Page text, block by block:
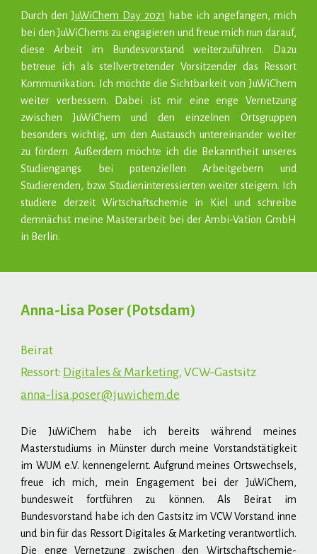
Durch den JuWiChem Day 2021
habe ich angefangen, mich
bei den JuWiChems zu engagieren und freue mich nun darauf,
diese Arbeit im Bundesvorstand weiterzuführen. Dazu
betreue ich als stellvertretender Vorsitzender das Ressort
Kommunikation. Ich möchte die Sichtbarkeit von JuWiChem
weiter verbessern. Dabei ist mir eine enge Vernetzung
zwischen JuWiChem und den einzelnen Ortsgruppen
besonders wichtig, um den Austausch untereinander weiter
zu fördern. Außerdem möchte ich die Bekanntheit unseres
Studiengangs bei potenziellen Arbeitgebern und
Studierenden, bzw. Studieninteressierten weiter steigern. Ich
studiere derzeit Wirtschaftschemie in Kiel und schreibe
demnächst meine Masterarbeit bei der Ambi-Vation GmbH
in Berlin.
Anna-Lisa Poser (Potsdam)
Beirat
Ressort: Digitales & Marketing, VCW-Gastsitz
anna-lisa.poser@juwichem.de
Die JuWiChem habe ich bereits während meines
Masterstudiums in Münster durch meine Vorstandstätigkeit
im WUM e.V. kennengelernt. Aufgrund meines Ortswechsels,
freue ich mich, mein Engagement bei der JuWiChem,
bundesweit fortführen zu können. Als Beirat im
Bundesvorstand habe ich den Gastsitz im VCW Vorstand inne
und bin für das Ressort Digitales & Marketing verantwortlich.
Die enge Vernetzung zwischen den Wirtschaftschemie-